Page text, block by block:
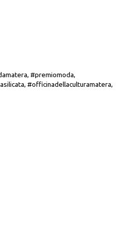
#premiomoda,
#officinadellaculturamatera,